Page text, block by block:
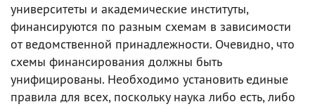
университеты и академические институты,
финансируются по разным схемам в зависимости
от ведомственной принадлежности. Очевидно, что
схемы финансирования должны быть
унифицированы. Необходимо установить единые
правила для всех, поскольку наука либо есть, либо